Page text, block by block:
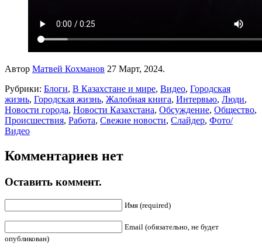
Автор Матвей Кохманов 27 Март, 2024.
Рубрики: Блоги, В Казахстане и мире, Видео, Городская
жизнь, Городская жизнь, Жалобная книга, Интервью, Люди,
Новости города, Новости Казахстана, Обсуждение, Общество,
Происшествия, Работа, Свежие новости, Слайдер, Фото/
Видео
Комментариев нет
Оставить коммент.
Имя (required)
Email (обязательно, не будет
опубликован)